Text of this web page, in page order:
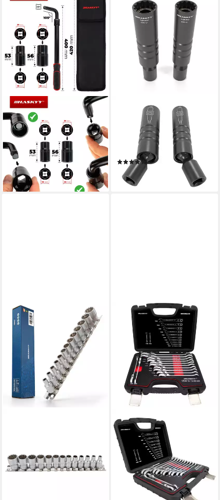
HASKYY
Radmutternschlüssel
Radmutternschlüssel
Teleskop Radschlüssel 1/2
Zoll Stecknuss Drehmomen
23,95 €
lieferbar - in 2-3 Werktagen bei dir
Zündkerzennuss Magnet
Zündkerzenschlüssel
Glühkerze Gelenk
Kerzenschlüssel Satz Zwölf
(2)
14,99 €
lieferbar - in 2-3 Werktagen bei dir